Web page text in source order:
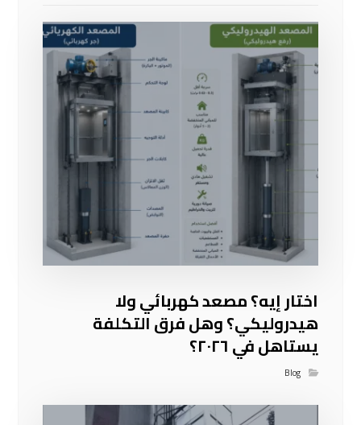
اختار إيه؟ مصعد كهربائي ولا
هيدروليكي؟ وهل فرق التكلفة
يستاهل في ٢٠٢٦؟
Blog